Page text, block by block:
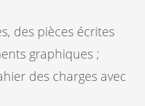
des pièces écrites
graphiques ;
des charges avec